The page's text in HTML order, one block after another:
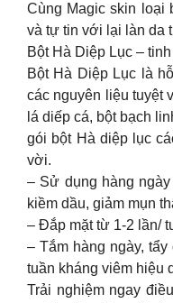
Cùng Magic skin loại
và tự tin với lại làn da
Bột Hà Diệp Lục –
Bột Hà Diệp Lục là
các nguyên liệu tuyệt
lá diếp cá, bột bạch
gói bột Hà diệp lục
vời.
– Sử dụng hàng
kiềm dầu, giảm mụn
– Đắp mặt từ 1-2 lần/
– Tắm hàng ngày,
tuần kháng viêm hiệu
Trải nghiệm ngay